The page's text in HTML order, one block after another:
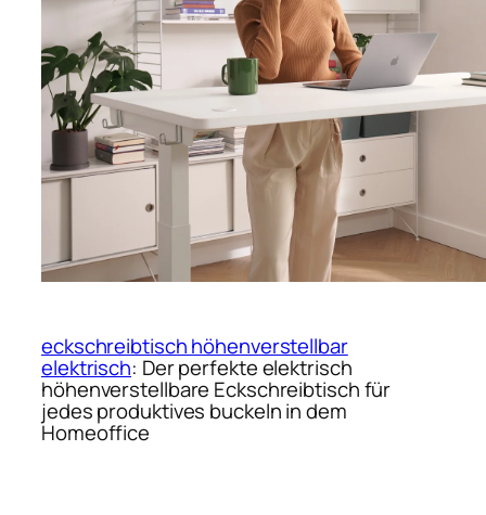
eckschreibtisch höhenverstellbar
elektrisch: Der perfekte elektrisch
höhenverstellbare Eckschreibtisch für
jedes produktives buckeln in dem
Homeoffice